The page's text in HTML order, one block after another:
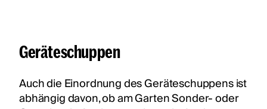
Geräteschuppen
Auch die Einordnung des Geräteschuppens ist
abhängig davon, ob am Garten Sonder- oder